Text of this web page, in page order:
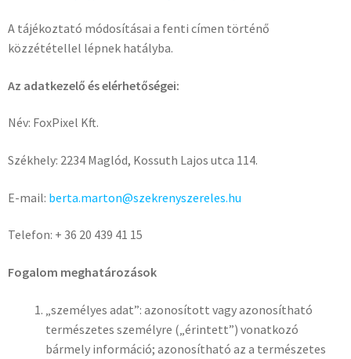
A tájékoztató módosításai a fenti címen történő
közzététellel lépnek hatályba.
Az adatkezelő és elérhetőségei:
Név: FoxPixel Kft.
Székhely: 2234 Maglód, Kossuth Lajos utca 114.
E-mail: berta.marton@szekrenyszereles.hu
Telefon: + 36 20 439 41 15
Fogalom meghatározások
„személyes adat”: azonosított vagy azonosítható
természetes személyre („érintett”) vonatkozó
bármely információ; azonosítható az a természetes